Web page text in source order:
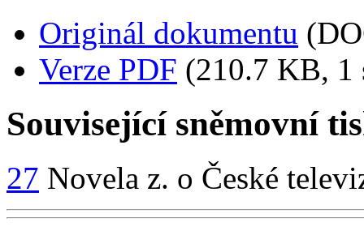
Originál dokumentu
Verze PDF (210.7 KB, 1
Související sněmovní
27 Novela z. o České